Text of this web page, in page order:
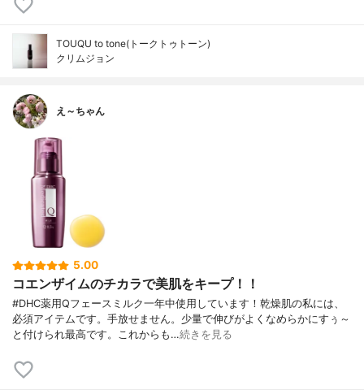
TOUQU to tone(トークトゥトーン)
クリムジョン
え～ちゃん
5.00
コエンザイムのチカラで美肌をキープ！！
#DHC薬用Qフェースミルク一年中使用しています！乾燥肌の私には、
必須アイテムです。手放せません。少量で伸びがよくなめらかにすぅ～
と付けられ最高です。これからも…続きを見る